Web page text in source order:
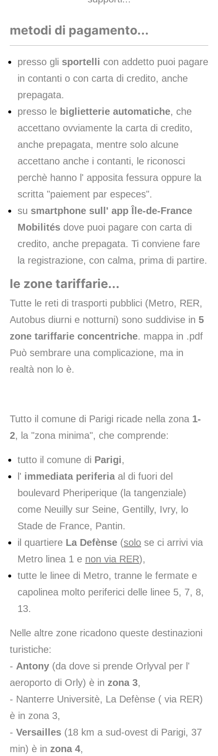
metodi di pagamento...
presso gli sportelli con addetto puoi pagare
in contanti o con carta di credito, anche
prepagata.
presso le biglietterie automatiche, che
accettano ovviamente la carta di credito,
anche prepagata, mentre solo alcune
accettano anche i contanti, le riconosci
perchè hanno l' apposita fessura oppure la
scritta "paiement par especes".
su smartphone sull' app Île-de-France
Mobilités dove puoi pagare con carta di
credito, anche prepagata. Ti conviene fare
la registrazione, con calma, prima di partire.
le zone tariffarie...
Tutte le reti di trasporti pubblici (Metro, RER,
Autobus diurni e notturni) sono suddivise in 5
zone tariffarie concentriche. mappa in .pdf
Può sembrare una complicazione, ma in
realtà non lo è.
Tutto il comune di Parigi ricade nella zona 1-
2, la "zona minima", che comprende:
tutto il comune di Parigi,
l' immediata periferiaal di fuori del
boulevard Pheriperique (la tangenziale)
come Neuilly sur Seine, Gentilly, Ivry, lo
Stade de France, Pantin.
il quartiere La Defènse (solo se ci arrivi via
Metro linea 1 e non via RER),
tutte le linee di Metro, tranne le fermate e
capolinea molto periferici delle linee 5, 7, 8,
13.
Nelle altre zone ricadono queste destinazioni
turistiche:
- Antony (da dove si prende Orlyval per l'
aeroporto di Orly) è in zona 3,
- Nanterre Universitè, La Defènse ( via RER)
è in zona 3,
- Versailles (18 km a sud-ovest di Parigi, 37
min) è in zona 4,